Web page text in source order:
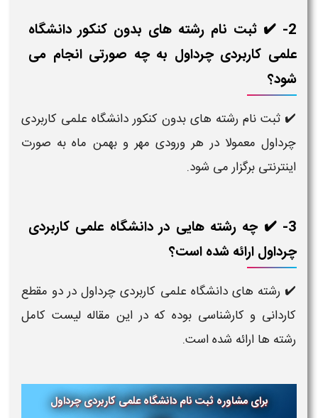
2- ✔️ ثبت نام رشته های بدون کنکور دانشگاه
علمی کاربردی چرداول به چه صورتی انجام می
شود؟
✔️ ثبت نام رشته های بدون کنکور دانشگاه علمی کاربردی
چرداول معمولا در هر ورودی مهر و بهمن ماه به صورت
اینترنتی برگزار می شود.
3- ✔️ چه رشته هایی در دانشگاه علمی کاربردی
چرداول ارائه شده است؟
✔️ رشته های دانشگاه علمی کاربردی چرداول در دو مقطع
کاردانی و کارشناسی بوده که در این مقاله لیست کامل
رشته ها ارائه شده است.
برای مشاوره ثبت نام دانشگاه علمی کاربردی چرداول